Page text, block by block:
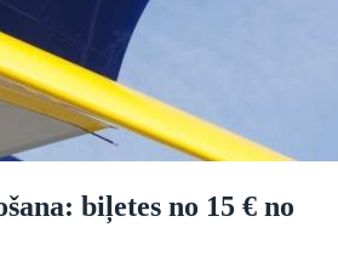
biļetes no 15 € no